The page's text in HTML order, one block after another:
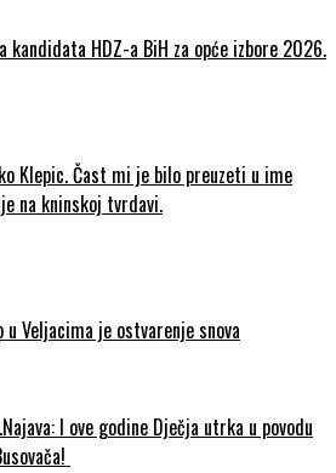
kandidata HDZ-a BiH za opće izbore 2026.
Klepic. Čast mi je bilo preuzeti u ime
na kninskoj tvrdavi.
u Veljacima je ostvarenje snova
I ove godine Dječja utrka u povodu